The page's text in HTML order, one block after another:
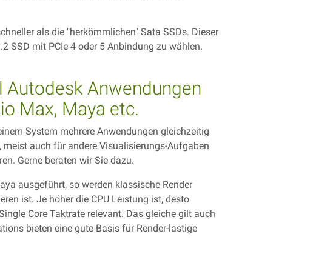
als die "herkömmlichen" Sata SSDs. Dieser
SSD mit PCIe 4 oder 5 Anbindung zu wählen.
Anwendungen
Max, Maya etc.
System mehrere Anwendungen gleichzeitig
auch für andere Visualisierungs-Aufgaben
Gerne beraten wir Sie dazu.
ausgeführt, so werden klassische Render
ist. Je höher die CPU Leistung ist, desto
Core Taktrate relevant. Das gleiche gilt auch
bieten eine gute Basis für Render-lastige